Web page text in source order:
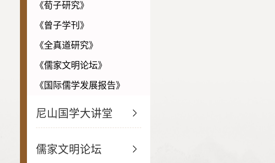
《荀子研究》
《曾子学刊》
《全真道研究》
《儒家文明论坛》
《国际儒学发展报告》
尼山国学大讲堂
儒家文明论坛